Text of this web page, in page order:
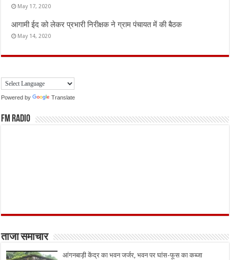
May 17, 2020
आगामी ईद को लेकर प्रभारी निरीक्षक ने ग्राम पंचायत में की बैठक
May 14, 2020
Powered by Translate
FM Radio
ताजा समाचार
आंगनबाड़ी केंद्र का भवन जर्जर, भवन पर घांस-फूस का कब्जा